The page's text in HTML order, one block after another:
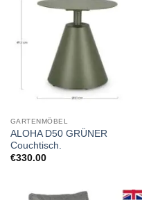
GARTENMÖBEL
ALOHA D50 GRÜNER
Couchtisch.
€330.00